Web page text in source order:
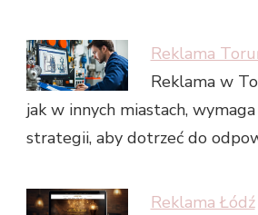
Reklama
Reklama w
jak w innych miastach,
strategii, aby dotrzeć do
Reklama Łódź